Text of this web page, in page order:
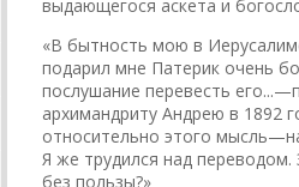
выдающегося аскета и
«В бытность мою в
подарил мне Патерик очень
послушание перевесть
архимандриту Андрею в 1892
относительно этого
Я же трудился над переводом.
без пользы?»